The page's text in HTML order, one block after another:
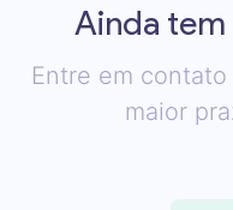
Ainda
Entre em
maior